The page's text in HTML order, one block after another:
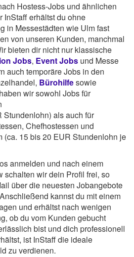
Hostess-Jobs und ähnlichen
InStaff erhältst du ohne
in Messestädten wie Ulm fast
von unseren Kunden, manchmal
bieten dir nicht nur klassische
Jobs, Event Jobs und Messe
auch temporäre Jobs in den
Bürohilfesowie
wir sowohl Jobs für
Stundenlohn) als auch für
Chefhostessen und
(ca. 15 bis 20 EUR Stundenlohn je
anmelden und nach einem
schalten wir dein Profil frei, so
über die neuesten Jobangebote
kannst du mit einem
und erhältst nach wenigen
ob du vom Kunden gebucht
bist und dich professionell
ist InStaff die ideale
zu verdienen.